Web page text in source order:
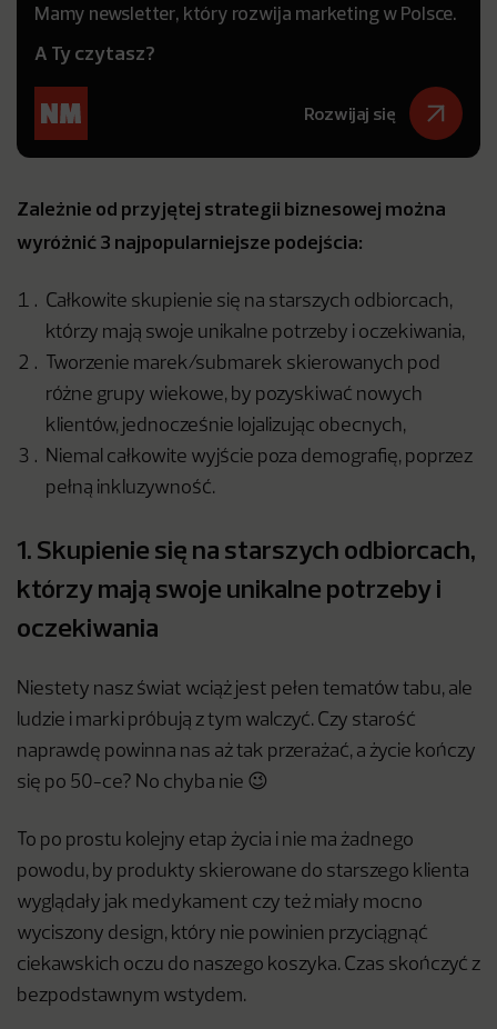
Mamy newsletter, który rozwija marketing w Polsce.
A Ty czytasz?
Rozwijaj się
Zależnie od przyjętej strategii biznesowej można
wyróżnić 3 najpopularniejsze podejścia:
Całkowite skupienie się na starszych odbiorcach,
którzy mają swoje unikalne potrzeby i oczekiwania,
Tworzenie marek/submarek skierowanych pod
różne grupy wiekowe, by pozyskiwać nowych
klientów, jednocześnie lojalizując obecnych,
Niemal całkowite wyjście poza demografię, poprzez
pełną inkluzywność.
1. Skupienie się na starszych odbiorcach,
którzy mają swoje unikalne potrzeby i
oczekiwania
Niestety nasz świat wciąż jest pełen tematów tabu, ale
ludzie i marki próbują z tym walczyć. Czy starość
naprawdę powinna nas aż tak przerażać, a życie kończy
się po 50-ce? No chyba nie 😉
To po prostu kolejny etap życia i nie ma żadnego
powodu, by produkty skierowane do starszego klienta
wyglądały jak medykament czy też miały mocno
wyciszony design, który nie powinien przyciągnąć
ciekawskich oczu do naszego koszyka. Czas skończyć z
bezpodstawnym wstydem.